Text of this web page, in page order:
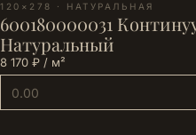
120×278 · НАТУРАЛЬНАЯ
600180000031
Натуральный
8 170 ₽ / м²